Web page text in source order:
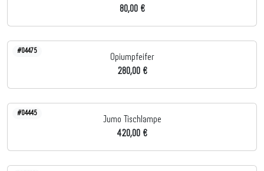
80,00 €
#04475
Opiumpfeifer
280,00 €
#04445
Jumo Tischlampe
420,00 €